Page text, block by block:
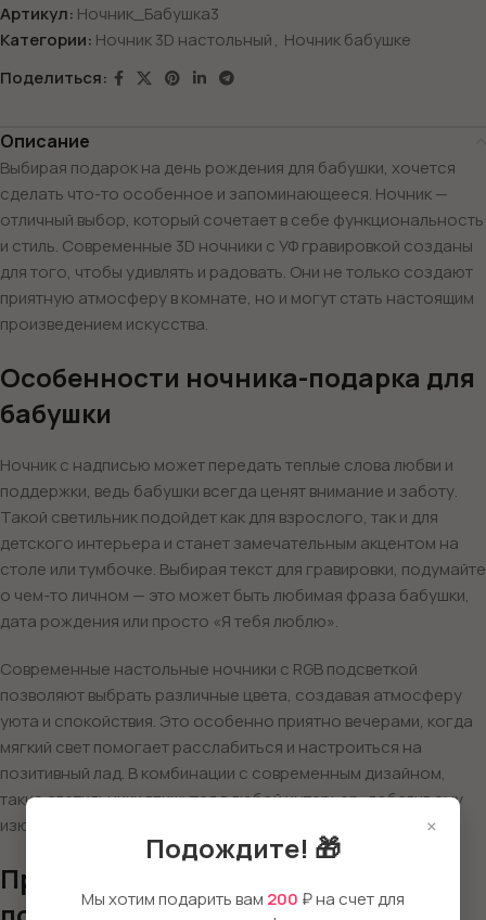
Артикул: Ночник_Бабушка3
Категории: Ночник 3D настольный, Ночник бабушке
Поделиться:
Описание
Выбирая подарок на день рождения для бабушки, хочется
сделать что-то особенное и запоминающееся. Ночник —
отличный выбор, который сочетает в себе функциональность
и стиль. Современные 3D ночники с УФ гравировкой созданы
для того, чтобы удивлять и радовать. Они не только создают
приятную атмосферу в комнате, но и могут стать настоящим
произведением искусства.
Особенности ночника-подарка для
бабушки
Ночник с надписью может передать теплые слова любви и
поддержки, ведь бабушки всегда ценят внимание и заботу.
Такой светильник подойдет как для взрослого, так и для
детского интерьера и станет замечательным акцентом на
столе или тумбочке. Выбирая текст для гравировки, подумайте
о чем-то личном — это может быть любимая фраза бабушки,
дата рождения или просто «Я тебя люблю».
Современные настольные ночники с RGB подсветкой
позволяют выбрать различные цвета, создавая атмосферу
уюта и спокойствия. Это особенно приятно вечерами, когда
мягкий свет помогает расслабиться и настроиться на
позитивный лад. В комбинации с современным дизайном,
такие светильники впишутся в любой интерьер, добавив ему
изюминку.
Преимущества 3D ночника в
×
Подождите! 🎁
Мы хотим подарить вам 200 ₽ на счет для